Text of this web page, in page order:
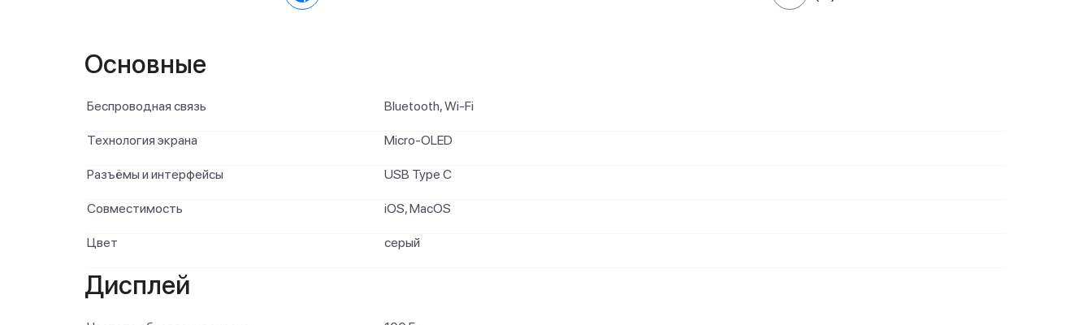
Основные
Беспроводная связь Bluetooth, Wi-Fi
Технология экрана Micro‑OLED
Разъёмы и интерфейсы USB Type C
Совместимость iOS, MacOS
Цвет серый
Дисплей